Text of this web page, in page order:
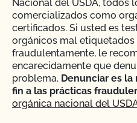
Nacional del USDA, todos
comercializados como
certificados. Si usted es
orgánicos mal
fraudulentamente, le
encarecidamente que
problema. Denunciar es
fin a las prácticas
orgánica nacional del